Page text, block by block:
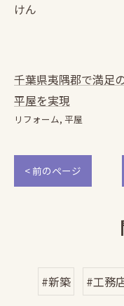
けん
千葉県夷隅郡で満足
平屋を実現
リフォーム 平屋
< 前のページ
#新築 #工務